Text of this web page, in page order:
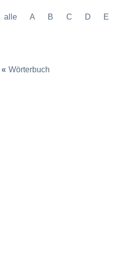
alle A B C D E
« Wörterbuch